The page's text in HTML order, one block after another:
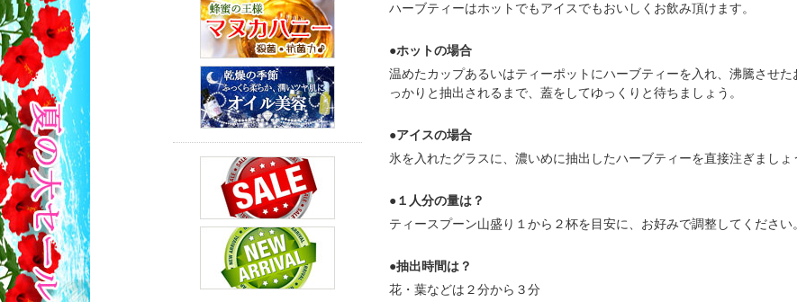
ハーブティーはホットでもアイスでもおいしくお飲み頂けます。
●ホットの場合
温めたカップあるいはティーポットにハーブティーを入れ、沸騰させ
っかりと抽出されるまで、蓋をしてゆっくりと待ちましょう。
●アイスの場合
氷を入れたグラスに、濃いめに抽出したハーブティーを直接注ぎましょ
●１人分の量は？
ティースプーン山盛り１から２杯を目安に、お好みで調整してください。
●抽出時間は？
花・葉などは２分から３分